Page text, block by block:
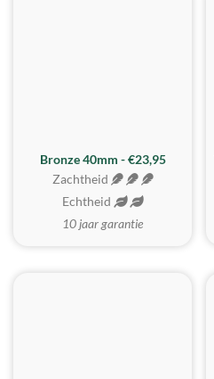
Bronze 40mm - €23,95
Zachtheid
Echtheid
10 jaar garantie